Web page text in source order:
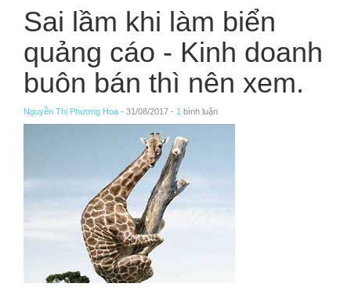
Sai lầm khi làm biển
quảng cáo - Kinh doanh
buôn bán thì nên xem.
Nguyễn Thị Phương Hoa - 31/08/2017 - 1 bình luận